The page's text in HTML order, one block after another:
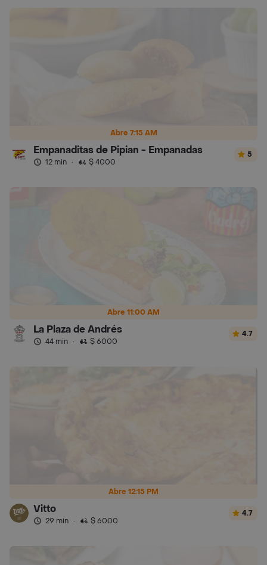
Abre 7:15 AM
Empanaditas de Pipian - Empanadas
12 min · $ 4000
5
Abre 11:00 AM
La Plaza de Andrés
44 min · $ 6000
4.7
Abre 12:15 PM
Vitto
29 min · $ 6000
4.7